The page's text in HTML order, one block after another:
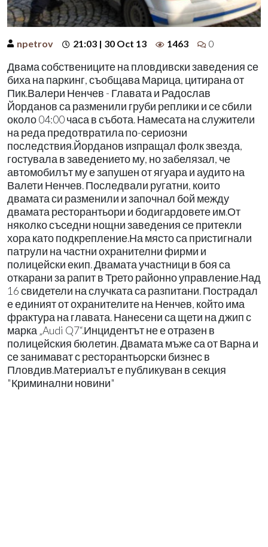
npetrov 21:03 | 30 Oct 13 1463 0
Двама собствениците на пловдивски заведения се
биха на паркинг, съобщава Марица, цитирана от
Пик.Валери Ненчев - Главата и Радослав
Йорданов са разменили груби реплики и се сбили
около 04:00 часа в събота. Намесата на служители
на реда предотвратила по-сериозни
последствия.Йорданов изпращал фолк звезда,
гостувала в заведението му, но забелязал, че
автомобилът му е запушен от ягуара и аудито на
Валети Ненчев. Последвали ругатни, които
двамата си разменили и започнал бой между
двамата ресторантьори и бодигардовете им.От
няколко съседни нощни заведения се притекли
хора като подкрепление.На място са пристигнали
патрули на частни охранителни фирми и
полицейски екип. Двамата участници в боя са
откарани за рапит в Трето районно управление.Над
16 свидетели на случката са разпитани. Пострадал
е единият от охранителите на Ненчев, който има
фрактура на главата. Нанесени са щети на джип с
марка „Audi Q7“.Инцидентът не е отразен в
полицейския бюлетин. Двамата мъже са от Варна и
се занимават с ресторантьорски бизнес в
Пловдив.Материалът е публикуван в секция
"Криминални новини"